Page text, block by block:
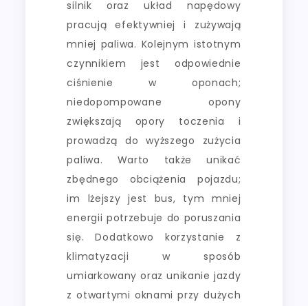
silnik oraz układ napędowy
pracują efektywniej i zużywają
mniej paliwa. Kolejnym istotnym
czynnikiem jest odpowiednie
ciśnienie w oponach;
niedopompowane opony
zwiększają opory toczenia i
prowadzą do wyższego zużycia
paliwa. Warto także unikać
zbędnego obciążenia pojazdu;
im lżejszy jest bus, tym mniej
energii potrzebuje do poruszania
się. Dodatkowo korzystanie z
klimatyzacji w sposób
umiarkowany oraz unikanie jazdy
z otwartymi oknami przy dużych